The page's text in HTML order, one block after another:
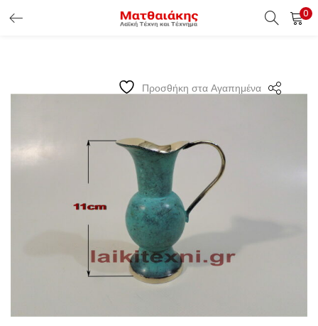
0
Προσθήκη στα Αγαπημένα
ΕΊΣΟΔΟΣ ΠΕΛΑΤΏΝ
Υπενθύμιση κωδικού
Είσοδος Πελατών
Χάσατε τον κωδικό σας ?